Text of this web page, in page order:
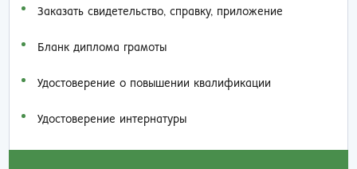
Заказать cвидетельство, справку, приложение
Бланк диплома грамоты
Удостоверение о повышении квалификации
Удостоверение интернатуры